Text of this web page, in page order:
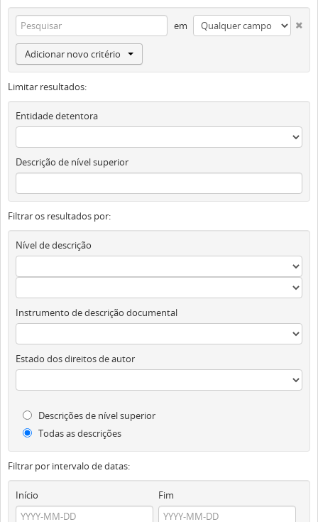
em
Adicionar novo critério
Limitar resultados:
Entidade detentora
Descrição de nível superior
Filtrar os resultados por:
Nível de descrição
Instrumento de descrição documental
Estado dos direitos de autor
Descrições de nível superior
Todas as descrições
Filtrar por intervalo de datas:
Início Fim